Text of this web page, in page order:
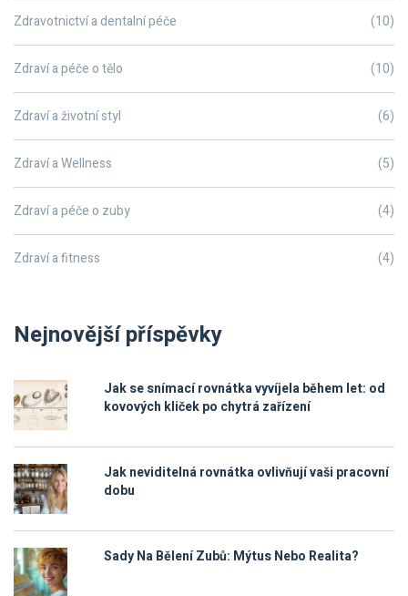
Zdravotnictví a dentalní péče (10)
Zdraví a péče o tělo (10)
Zdraví a životní styl (6)
Zdraví a Wellness (5)
Zdraví a péče o zuby (4)
Zdraví a fitness (4)
Nejnovější příspěvky
Jak se snímací rovnátka vyvíjela během let: od
kovových kliček po chytrá zařízení
Jak neviditelná rovnátka ovlivňují vaši pracovní
dobu
Sady Na Bělení Zubů: Mýtus Nebo Realita?